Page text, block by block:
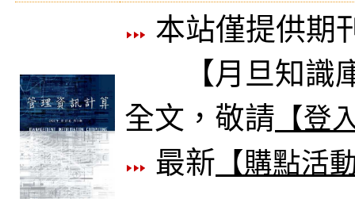
本站僅提供期
【月旦知識庫
全文，敬請 【登
最新 【購點活